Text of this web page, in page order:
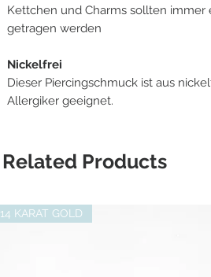
Kettchen und Charms sollten immer
getragen werden
Nickelfrei
Dieser Piercingschmuck ist aus
Allergiker geeignet.
Related Products
14 KARAT GOLD